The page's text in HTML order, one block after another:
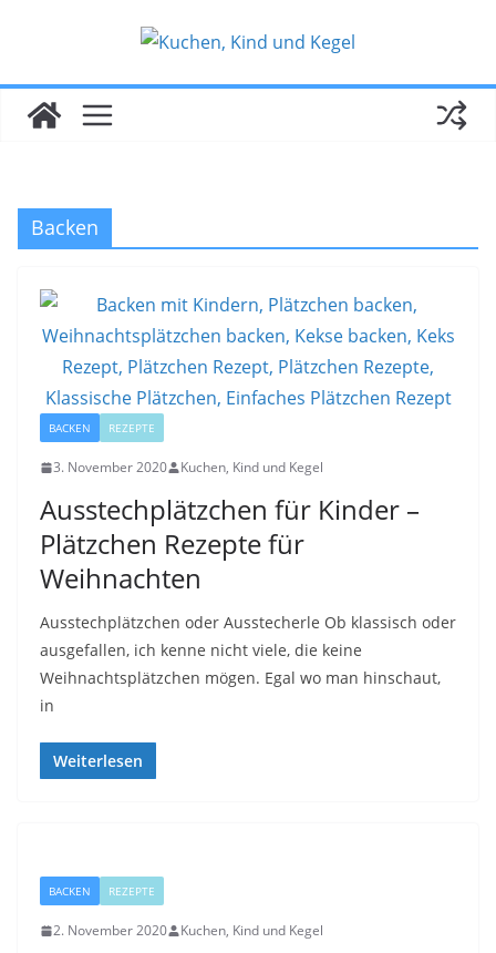
Backen
BACKEN REZEPTE
3. November 2020 Kuchen, Kind und Kegel
Ausstechplätzchen für Kinder –
Plätzchen Rezepte für
Weihnachten
Ausstechplätzchen oder Ausstecherle Ob klassisch oder
ausgefallen, ich kenne nicht viele, die keine
Weihnachtsplätzchen mögen. Egal wo man hinschaut,
in
Weiterlesen
BACKEN REZEPTE
2. November 2020 Kuchen, Kind und Kegel